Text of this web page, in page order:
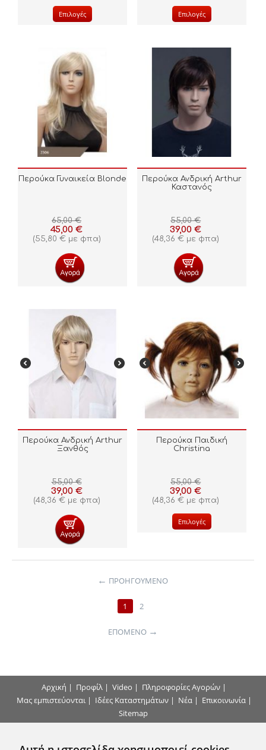
Επιλογές Επιλογές
Περούκα Γυναικεία Blonde
65,00 €
45,00 €
(55,80 €με φπα)
Περούκα Ανδρική Arthur
Καστανός
55,00 €
39,00 €
(48,36 € με φπα)
Περούκα Ανδρική Arthur
Ξανθός
55,00 €
39,00 €
(48,36 €με φπα)
Περούκα Παιδική
Christina
55,00 €
39,00 €
(48,36 € με φπα)
Επιλογές
ΠΡΟΗΓΟΎΜΕΝΟ
1 2
ΕΠΌΜΕΝΟ
Αρχική | Προφίλ | Video | Πληροφορίες Αγορών |
Μας εμπιστεύονται| Ιδέες Καταστημάτων| Νέα| Επικοινωνία|
Sitemap